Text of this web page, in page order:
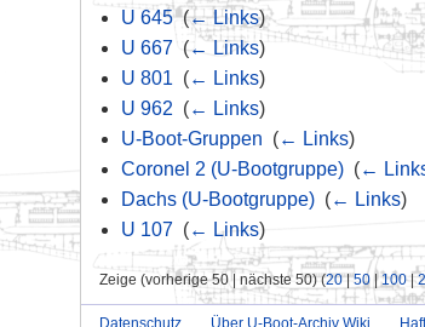
U 645‎(← Links)
U 667‎ (← Links)
U 801 (← Links)
U 962 (← Links)
U-Boot-Gruppen (← Links)
Coronel 2 (U-Bootgruppe)‎ (←
Dachs (U-Bootgruppe)‎ (← Links)
U 107‎ (← Links)
Zeige (vorherige 50 | nächste 50) (20|50 |100|
Datenschutz Über U-Boot-Archiv Wiki